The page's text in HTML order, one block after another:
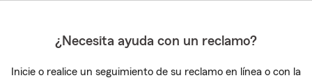
¿Necesita ayuda con un reclamo?
Inicie o realice un seguimiento de su reclamo en línea o con la